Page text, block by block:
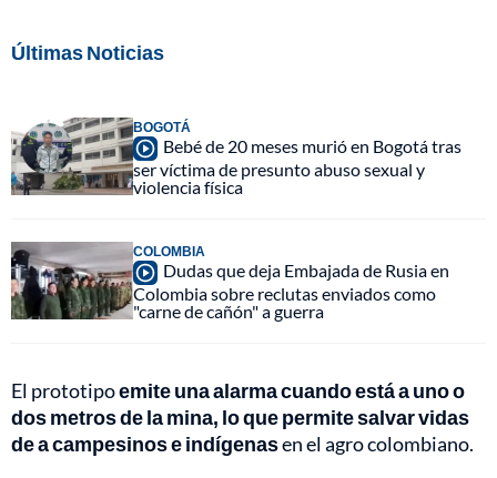
Últimas Noticias
BOGOTÁ
Bebé de 20 meses murió en Bogotá tras
ser víctima de presunto abuso sexual y
violencia física
COLOMBIA
Dudas que deja Embajada de Rusia en
Colombia sobre reclutas enviados como
"carne de cañón" a guerra
El prototipoemite una alarma cuando está a uno o
dos metros de la mina, lo que permite salvar vidas
de a campesinos e indígenasen el agro colombiano.